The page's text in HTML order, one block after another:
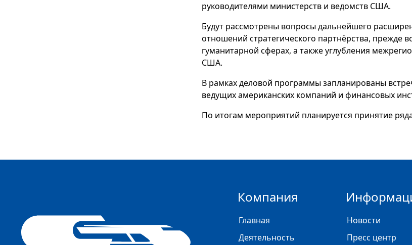
руководителями министерств и ведомств США.
Будут рассмотрены вопросы дальнейшего
отношений стратегического партнёрства, прежде
гуманитарной сферах, а также углубления
США.
В рамках деловой программы запланированы
ведущих американских компаний и финансовых
По итогам мероприятий планируется принятие
Компания
Главная
Деятельность
Новости
Пресс центр